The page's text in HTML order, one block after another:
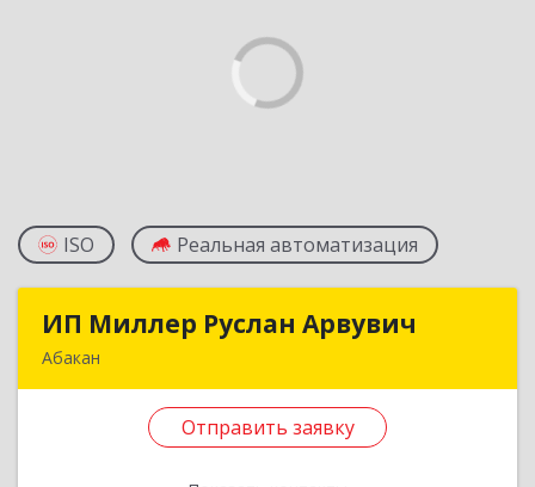
ISO Реальная автоматизация
ИП Миллер Руслан Арвувич
Абакан
Отправить заявку
ИП Миллер Руслан Арвувич